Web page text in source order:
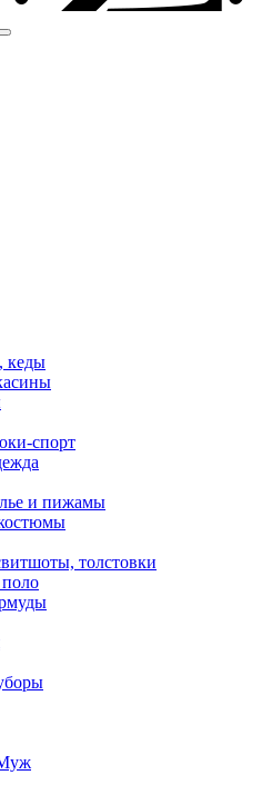
кеды
спорт
и пижамы
толстовки